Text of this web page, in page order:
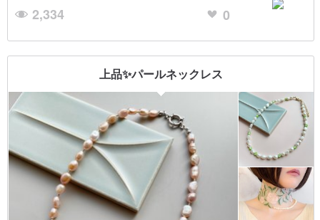
2,334 0
上品✨パールネックレス